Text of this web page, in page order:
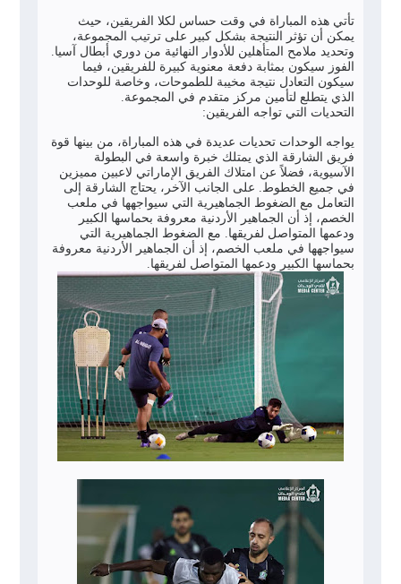
تأتي هذه المباراة في وقت حساس لكلا الفريقين، حيث
يمكن أن تؤثر النتيجة بشكل كبير على ترتيب المجموعة،
وتحديد ملامح المتأهلين للأدوار النهائية من دوري أبطال آسيا.
الفوز سيكون بمثابة دفعة معنوية كبيرة للفريقين، فيما
سيكون التعادل نتيجة مخيبة للطموحات، وخاصة للوحدات
الذي يتطلع لتأمين مركز متقدم في المجموعة.
التحديات التي تواجه الفريقين:
يواجه الوحدات تحديات عديدة في هذه المباراة، من بينها قوة
فريق الشارقة الذي يمتلك خبرة واسعة في البطولة
الآسيوية، فضلاً عن امتلاك الفريق الإماراتي لاعبين مميزين
في جميع الخطوط. على الجانب الآخر، يحتاج الشارقة إلى
التعامل مع الضغوط الجماهيرية التي سيواجهها في ملعب
الخصم، إذ أن الجماهير الأردنية معروفة بحماسها الكبير
ودعمها المتواصل لفريقها. مع الضغوط الجماهيرية التي
سيواجهها في ملعب الخصم، إذ أن الجماهير الأردنية معروفة
بحماسها الكبير ودعمها المتواصل لفريقها.